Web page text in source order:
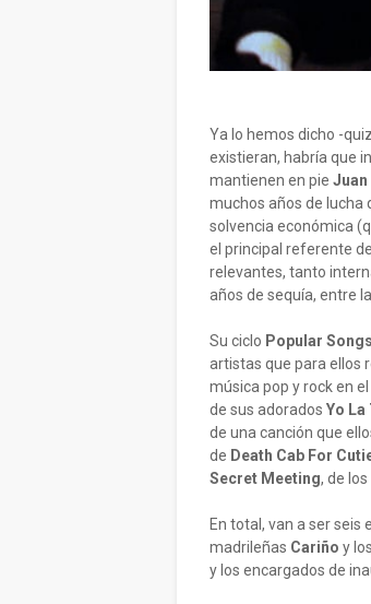
Ya lo hemos dicho -
existieran, habría que
mantienen en pie Juan
muchos años de lucha
solvencia económica
el principal referente
relevantes, tanto
años de sequía, entre
Su ciclo Popular Songs
artistas que para ellos
música pop y rock en
de sus adorados Yo La
de una canción que
de Death Cab For
Secret Meeting, de
En total, van a ser seis
madrileñas Cariño y
y los encargados de